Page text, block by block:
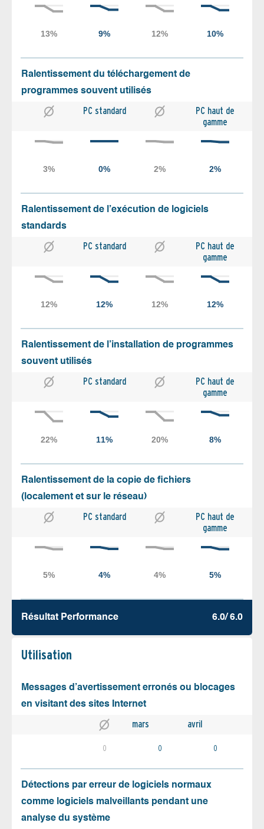
Ralentissement du téléchargement de
programmes souvent utilisés
PC standard
PC haut de
gamme
Ralentissement de l’exécution de logiciels
standards
PC standard
PC haut de
gamme
Ralentissement de l’installation de programmes
souvent utilisés
PC standard
PC haut de
gamme
Ralentissement de la copie de fichiers
(localement et sur le réseau)
PC standard
PC haut de
gamme
Résultat Performance 6.0/ 6.0
Utilisation
Messages d’avertissement erronés ou blocages
en visitant des sites Internet
mars avril
0 0 0
Détections par erreur de logiciels normaux
comme logiciels malveillants pendant une
analyse du système